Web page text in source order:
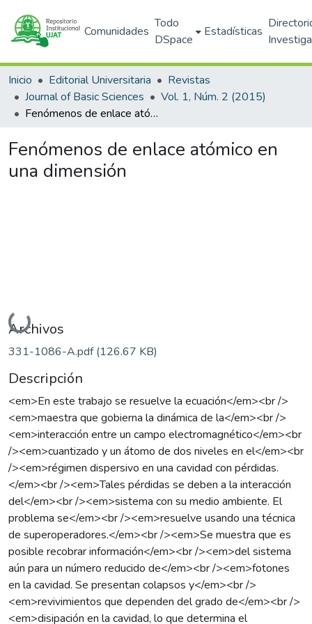
Comunidades
Todo
DSpace
Estadísticas
Inicio Editorial Universitaria
Revistas
Journal of Basic Sciences
Vol. 1, Núm. 2 (2015)
Fenómenos de enlace atómico en una dimensión
Fenómenos de enlace atómico en
una dimensión
Cargando...
Archivos
331-1086-A.pdf(126.67 KB)
Descripción
<em>En este trabajo se resuelve la ecuación</em><br />
<em>maestra que gobierna la dinámica de la</em><br />
<em>interacción entre un campo electromagnético</em><br
/><em>cuantizado y un átomo de dos niveles en el</em><br
/><em>régimen dispersivo en una cavidad con pérdidas.
</em><br /><em>Tales pérdidas se deben a la interacción
del</em><br /><em>sistema con su medio ambiente. El
problema se</em><br /><em>resuelve usando una técnica
de superoperadores.</em><br /><em>Se muestra que es
posible recobrar información</em><br /><em>del sistema
aún para un número reducido de</em><br /><em>fotones
en la cavidad. Se presentan colapsos y</em><br />
<em>revivimientos que dependen del grado de</em><br />
<em>disipación en la cavidad, lo que determina el